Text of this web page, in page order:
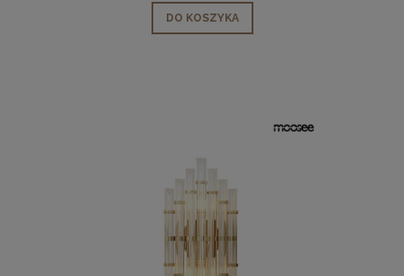
DO KOSZYKA